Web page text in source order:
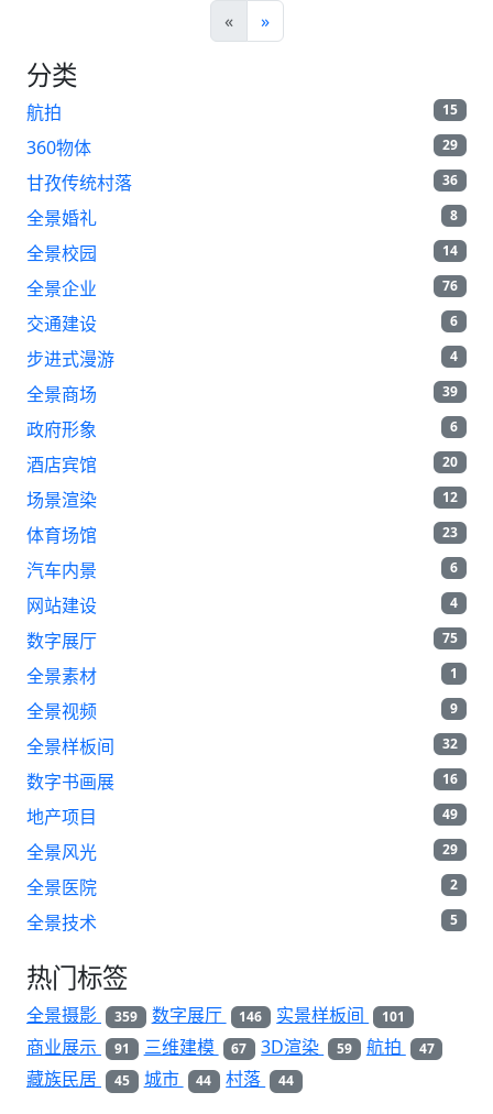
« »
分类
航拍 15
360物体 29
甘孜传统村落 36
全景婚礼 8
全景校园 14
全景企业 76
交通建设 6
步进式漫游 4
全景商场 39
政府形象 6
酒店宾馆 20
场景渲染 12
体育场馆 23
汽车内景 6
网站建设 4
数字展厅 75
全景素材 1
全景视频 9
全景样板间 32
数字书画展 16
地产项目 49
全景风光 29
全景医院 2
全景技术 5
热门标签
全景摄影 359 数字展厅 146 实景样板间 101
商业展示 91 三维建模 67 3D渲染 59 航拍 47
藏族民居 45 城市 44 村落 44